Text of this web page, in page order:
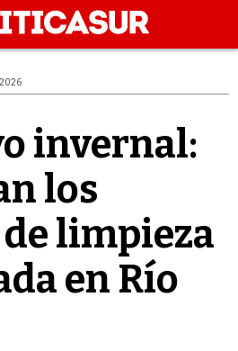
2026
invernal:
los
limpieza
en Río